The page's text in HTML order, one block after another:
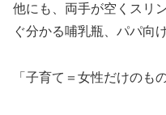
他にも、両手が空くスリ
ぐ分かる哺乳瓶、パパ向
「子育て＝女性だけのも